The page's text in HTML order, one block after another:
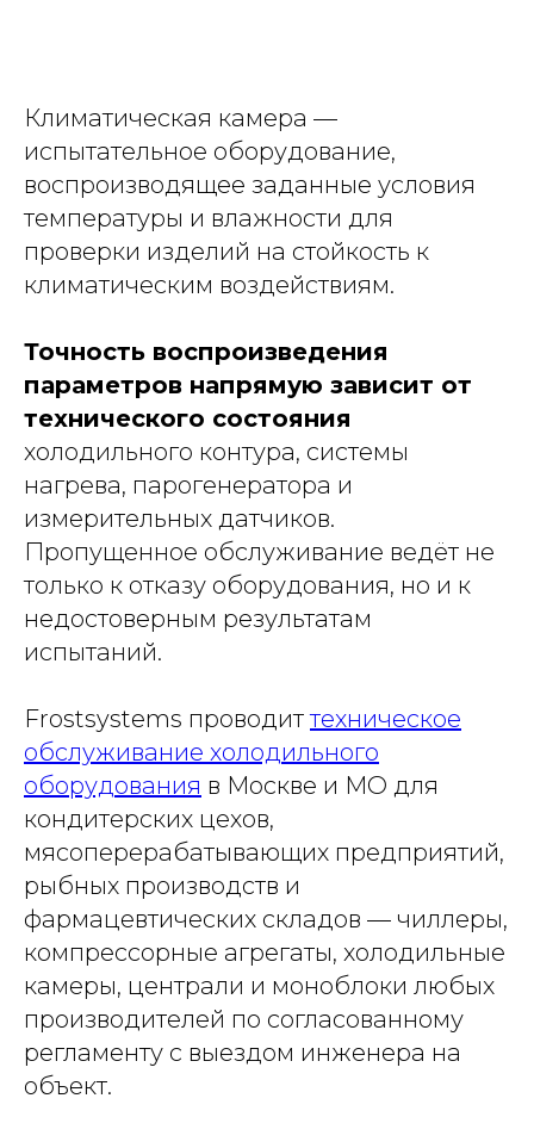
Климатическая камера —
испытательное оборудование,
воспроизводящее заданные условия
температуры и влажности для
проверки изделий на стойкость к
климатическим воздействиям.
Точность воспроизведения
параметров напрямую зависит от
технического состояния
холодильного контура, системы
нагрева, парогенератора и
измерительных датчиков.
Пропущенное обслуживание ведёт не
только к отказу оборудования, но и к
недостоверным результатам
испытаний.
Frostsystems проводиттехническое
обслуживание холодильного
оборудования в Москве и МО для
кондитерских цехов,
мясоперерабатывающих предприятий,
рыбных производств и
фармацевтических складов — чиллеры,
компрессорные агрегаты, холодильные
камеры, централи и моноблоки любых
производителей по согласованному
регламенту с выездом инженера на
объект.